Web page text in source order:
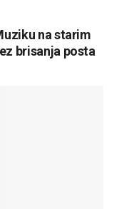
na starim
brisanja posta